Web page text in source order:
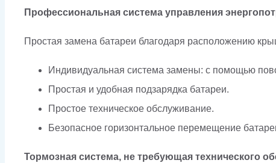
Профессиональная система управления
Простая замена батареи благодаря расположению
Индивидуальная система замены: с помощью
Простая и удобная подзарядка батареи.
Простое техническое обслуживание.
Безопасное горизонтальное перемещение
Тормозная система, не требующая технического